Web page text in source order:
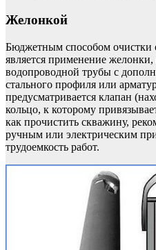
Желонкой
Бюджетным способом
является применение желонки,
водопроводной трубы с
стального профиля или
предусматривается клапан
кольцо, к которому
как прочистить скважину,
ручным или электрическим
трудоемкость работ.